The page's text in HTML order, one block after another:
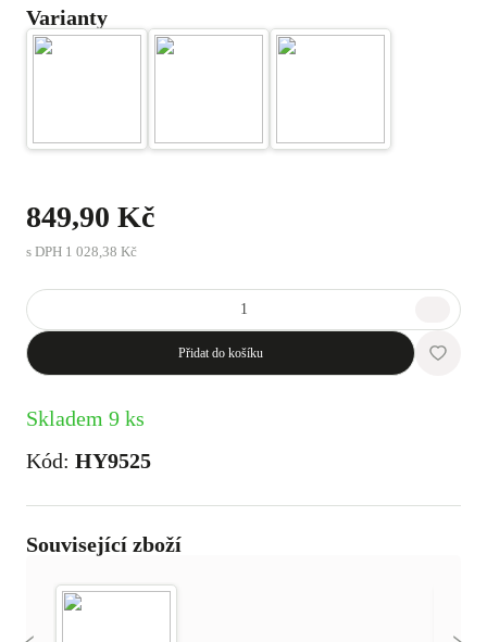
Varianty
849,90 Kč
s DPH 1 028,38 Kč
Přidat do košíku
Skladem 9 ks
Kód: HY9525
Související zboží